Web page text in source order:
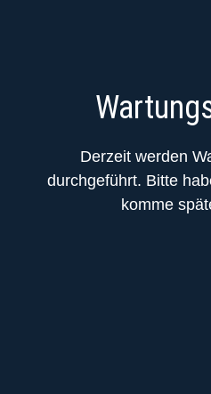
Derzeit werden
durchgeführt. Bitte
komme